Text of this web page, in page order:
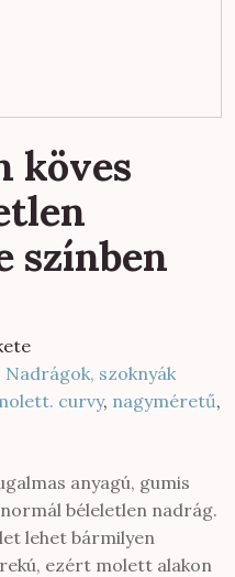
köves
színben
Nadrágok, szoknyák
curvy, nagyméretű,
anyagú, gumis
béleletlen nadrág.
lehet bármilyen
ezért molett alakon